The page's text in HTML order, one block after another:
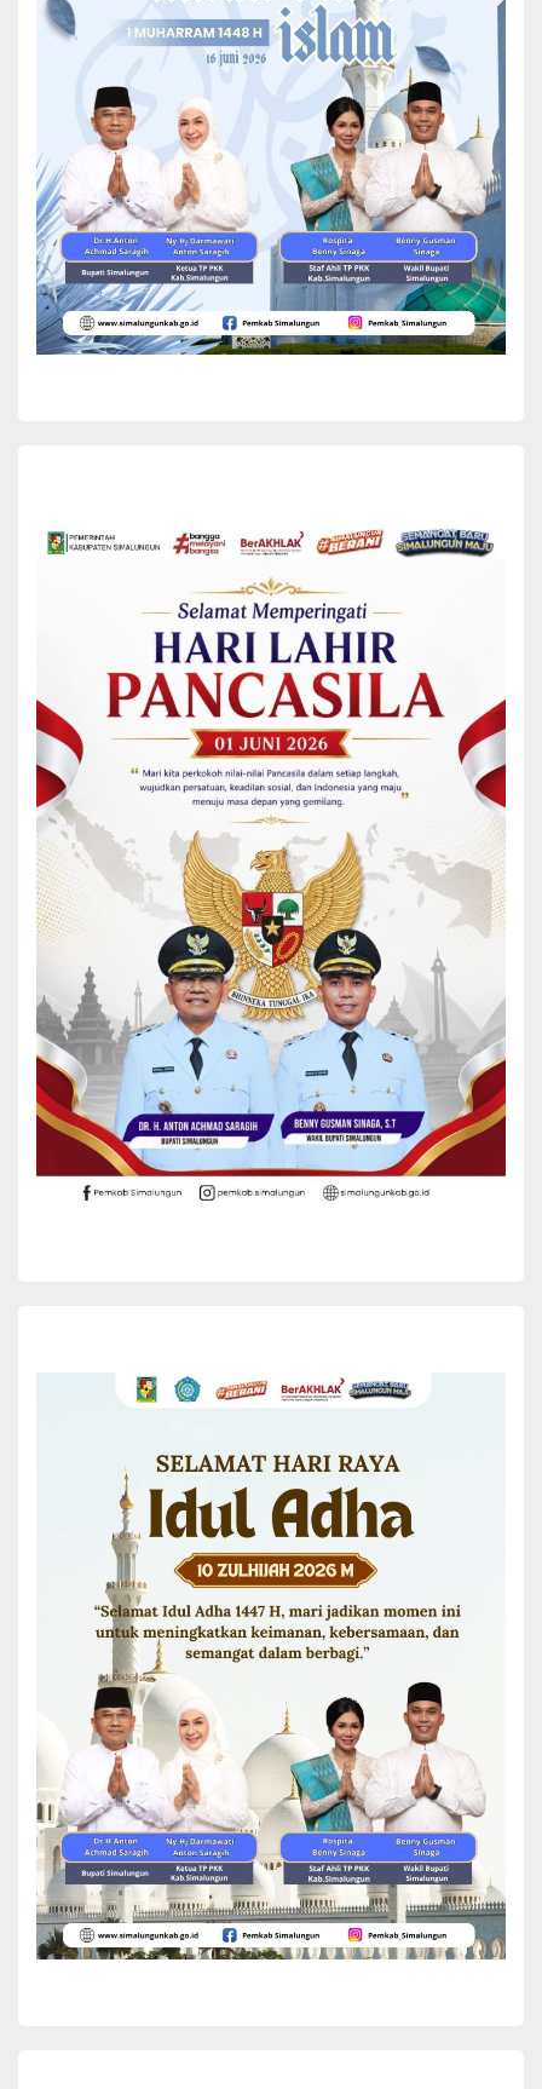
Dirut PUD Pasar Medan Suwarno menyampaikan selamat datang
dan terima kasih atas kunjungan dari PD Agro Madear Simalungun.
“Semoga saling berbagi pengetahuan tentang pengelolaan pasar
ini dapat menumbuhkan kolaborasi antar-instansi dan antar-
daerah,”kata Swarno.
Sementara itu, Axel menjelaskan terkait dengan kehadirannya ke
PUD Pasar Medan. Axel mengatakan bahwa kehadiran pihaknya
untuk belajar tentang sistem penerapan pasar dan sistem
pembentukan awal pendirian perusahaan daerah untuk bisa
diterapkan di Simalungun. “Karena PD Agro Madear ini masih baru
di bawah kepemimpinan Bupati Simalungun Bapak Radiapoh
Hasiolan Sinaga,”ucapnya.
bagaimana membangun sebuah pasar induk untuk menampung
kami hadir di PUD Pasar untuk belajar sistem dan aturan terkait
pendirian pasar karena merupakan barometer utama di Sumatera
Sementara itu, Dirops PUD Pasar Medan Ismail Pardede
menjelaskan pihaknya membawahi Pasar Induk Lau Cih di Medan
Tuntungan. Dimana Pasar Induk Lau Cih merupakan sentra utama
penopang PUD Pasar Medan selain Pusat Pasar Medan dan pasar
lainya.
Lebih lanjut Ismail menjelaskan bahwa Pasar induk Lau Cih
merupakan pusat utama penjualan buah, sayur mayur dan rempah
yang berasal dari wilayah Tanah Karo, Tarutung, hingga pulau
Jawa untuk dijual ke seluruh wilayah pasar di Medan. Sebelum
dibangun, pedagang di Pasar Induk Lau Cih merupakan
perpindahan dari kawasan Jalan Seram, Medan.
PD Agro Madear Belajar ke PUD Pasar Medan Tentang
Sistem Penerapan Pasar
“Jadi dari kawasan Pulau Jawa seperti buah naga dan lainnya
sudah ada karena di Pasar Induk Lau Cih ini ada sentra grosir,
eceran dan ke depan akan dibangun cold stroge untuk